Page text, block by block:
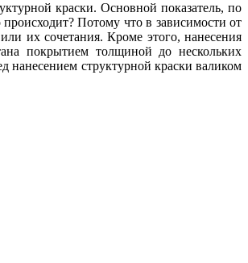
краски. Основной показатель, по
Потому что в зависимости от
их сочетания. Кроме этого, нанесения
покрытием толщиной до нескольких
нанесением структурной краски валиком